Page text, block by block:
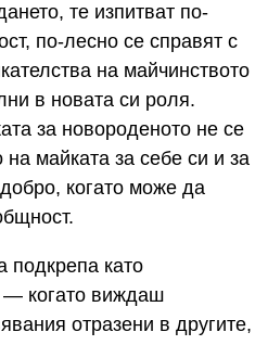
те изпитват по-
по-лесно се справят с
на майчинството
в новата си роля.
за новороденото не се
майката за себе си и за
когато може да
подкрепа като
— когато виждаш
отразени в другите,